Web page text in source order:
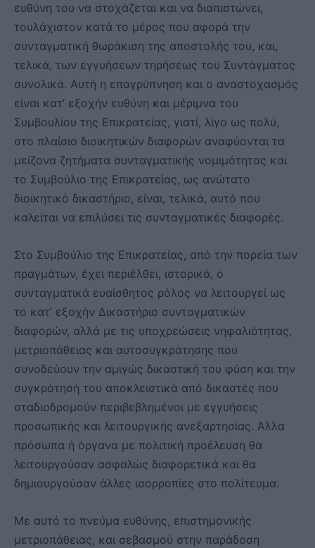
ευθύνη του να στοχάζεται και να διαπιστώνει,
τουλάχιστον κατά το μέρος που αφορά την
συνταγματική θωράκιση της αποστολής του, και,
τελικά, των εγγυήσεων τηρήσεως του Συντάγματος
συνολικά. Αυτή η επαγρύπνηση και ο αναστοχασμός
είναι κατ’ εξοχήν ευθύνη και μέριμνα του
Συμβουλίου της Επικρατείας, γιατί, λίγο ως πολύ,
στο πλαίσιο διοικητικών διαφορών αναφύονται τα
μείζονα ζητήματα συνταγματικής νομιμότητας και
το Συμβούλιο της Επικρατείας, ως ανώτατο
διοικητικό δικαστήριο, είναι, τελικά, αυτό που
καλείται να επιλύσει τις συνταγματικές διαφορές.
Στο Συμβούλιο της Επικρατείας, από την πορεία των
πραγμάτων, έχει περιέλθει, ιστορικά, ο
συνταγματικά ευαίσθητος ρόλος να λειτουργεί ως
το κατ’ εξοχήν Δικαστήριο συνταγματικών
διαφορών, αλλά με τις υποχρεώσεις νηφαλιότητας,
μετριοπάθειας και αυτοσυγκράτησης που
συνοδεύουν την αμιγώς δικαστική του φύση και την
συγκρότησή του αποκλειστικά από δικαστές που
σταδιοδρομούν περιβεβλημένοι με εγγυήσεις
προσωπικής και λειτουργικής ανεξαρτησίας. Άλλα
πρόσωπα ή όργανα με πολιτική προέλευση θα
λειτουργούσαν ασφαλώς διαφορετικά και θα
δημιουργούσαν άλλες ισορροπίες στο πολίτευμα.
Με αυτό το πνεύμα ευθύνης, επιστημονικής
μετριοπάθειας, και σεβασμού στην παράδοση